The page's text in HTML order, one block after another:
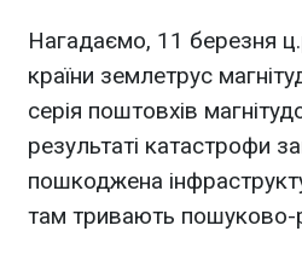
Нагадаємо, 11 березня
країни землетрус
серія поштовхів
результаті катастрофи
пошкоджена
там тривають пошуково-